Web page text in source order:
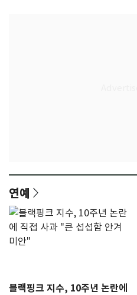
연예
블랙핑크 지수, 10주년 논란에